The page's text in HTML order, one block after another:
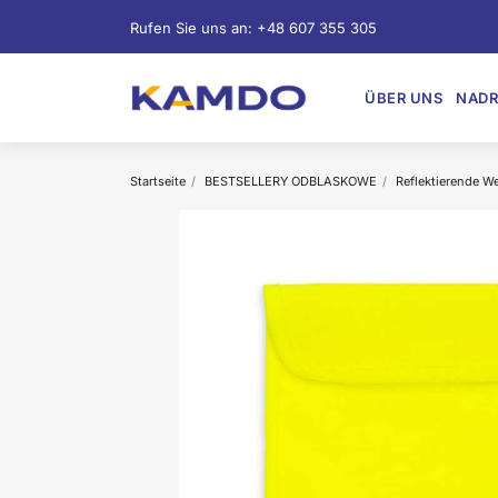
Rufen Sie uns an: +48 607 355 305
ÜBER UNS
Startseite BESTSELLERY ODBLASKOWE Reflektierende